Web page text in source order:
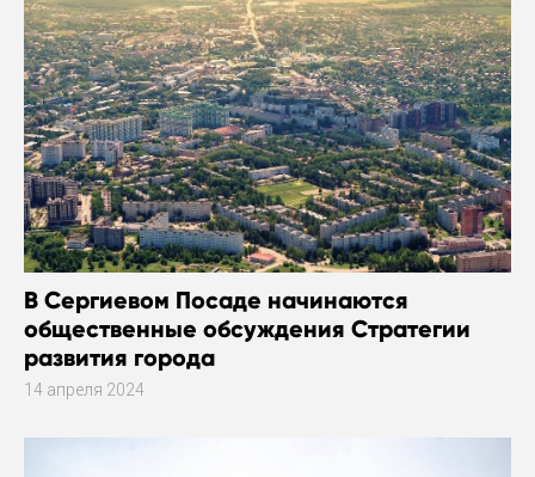
В Сергиевом Посаде начинаются
общественные обсуждения Стратегии
развития города
14 апреля 2024